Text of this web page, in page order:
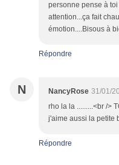
personne pense à
attention...ça fait
émotion....Bisous à
Répondre
N NancyRose 31/01/
rho la la .........<br />
j'aime aussi la petite
Répondre